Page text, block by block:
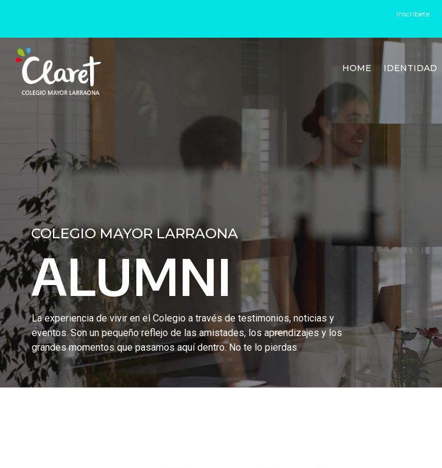
Inscríbete
HOME IDENTIDAD
COLEGIO MAYOR LARRAONA
ALUMNI
La experiencia de vivir en el Colegio a través de testimonios, noticias y
eventos. Son un pequeño reflejo de las amistades, los aprendizajes y los
grandes momentos que pasamos aquí dentro. No te lo pierdas.